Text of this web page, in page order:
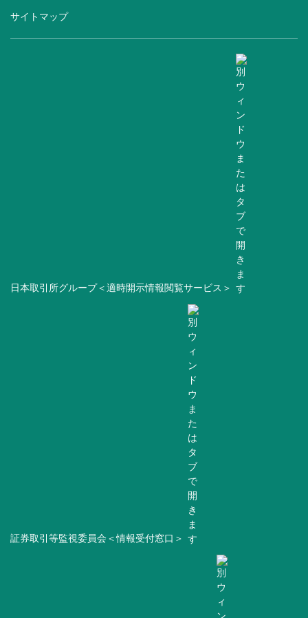
サイトマップ
日本取引所グループ＜適時開示情報閲覧サービス＞
証券取引等監視委員会＜情報受付窓口＞